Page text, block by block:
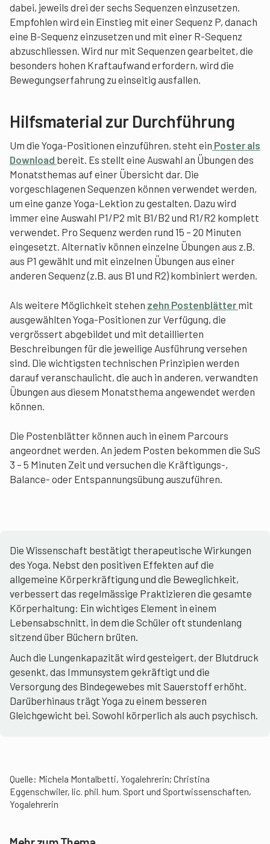
dabei, jeweils drei der sechs Sequenzen einzusetzen.
Empfohlen wird ein Einstieg mit einer Sequenz P, danach
eine B-Sequenz einzusetzen und mit einer R-Sequenz
abzuschliessen. Wird nur mit Sequenzen gearbeitet, die
besonders hohen Kraftaufwand erfordern, wird die
Bewe­gungserfahrung zu einseitig ausfallen.
Hilfsmaterial zur Durchführung
Um die Yoga-Positionen einzuführen, steht ein Poster als
Download bereit. Es stellt eine Auswahl an Übungen des
Monatsthemas auf einer Übersicht dar. Die
vorgeschlagenen Sequenzen können verwendet werden,
um eine ganze Yoga-Lektion zu gestalten. Dazu wird
immer eine Auswahl P1/P2 mit B1/B2 und R1/R2 komplett
verwendet. Pro Sequenz werden rund 15 – 20 Minuten
eingesetzt. Alternativ können einzelne Übungen aus z.B.
aus P1 gewählt und mit einzelnen Übungen aus einer
anderen Sequenz (z.B. aus B1 und R2) kombiniert werden.
Als weitere Möglichkeit stehen zehn Postenblätter mit
ausgewählten Yoga-Positionen zur Verfügung, die
vergrössert abgebildet und mit detaillierten
Beschreibungen für die jeweilige Ausführung versehen
sind. Die wichtigsten technischen Prinzipien werden
darauf veranschaulicht, die auch in anderen, verwandten
Übungen aus diesem Monatsthema angewendet werden
können.
Die Postenblätter können auch in einem Parcours
angeordnet werden. An jedem Posten bekommen die SuS
3 – 5 Minuten Zeit und versuchen die Kräftigungs-,
Balance- oder Entspannungsübung auszuführen.
Die Wissenschaft bestätigt therapeutische Wirkungen
des Yoga. Nebst den positiven Effekten auf die
allgemeine Körperkräftigung und die Beweglichkeit,
verbessert das regelmässige Praktizieren die gesamte
Körperhaltung: Ein wichtiges Element in einem
Lebensabschnitt, in dem die Schüler oft stundenlang
sitzend über Büchern brüten.
Auch die Lungenkapazität wird gesteigert, der Blutdruck
gesenkt, das Immunsystem gekräftigt und die
Versorgung des Bindegewebes mit Sauerstoff erhöht.
Darüberhinaus trägt Yoga zu einem besseren
Gleichgewicht bei. Sowohl körperlich als auch psychisch.
Quelle: Michela Montalbetti, Yogalehrerin; Christina
Eggenschwiler, lic. phil. hum. Sport und Sportwissenschaften,
Yogalehrerin